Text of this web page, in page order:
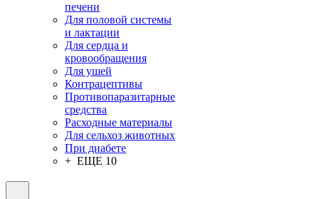
печени
Для половой системы
и лактации
Для сердца и
кровообращения
Для ушей
Контрацептивы
Противопаразитарные
средства
Расходные материалы
Для сельхоз животных
При диабете
+ ЕЩЕ 10